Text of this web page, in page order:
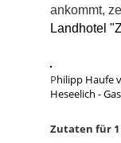
ankommt,
Landhotel
Philipp Haufe
Heseelich -
Zutaten für 1